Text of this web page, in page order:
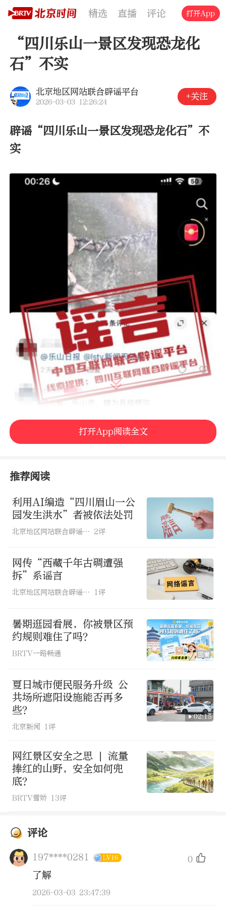
精选 直播 评论 交通 文旅
打开App
“四川乐山一景区发现恐龙化
石”不实
北京地区网站联合辟谣平台
2026-03-03 12:26:24
+关注
辟谣“四川乐山一景区发现恐龙化石”不
实
详情：近日，一则“乐山市犍为县芭沟镇
评论中指出“恐龙化石”位于嘉阳桫椤湖
旅游景区，引发关注。对此，该景区回应
称，网传“恐龙化石”实为景区内一座嵌
入岩壁的恐龙骨架模型，由于造型逼真，
与周边桫椤林融为一体，且部分时段可免
费进入参观，致使不少游客和网民误认其
为真实化石。景区内至今未发现过真正的
恐龙化石。（来源：“乐山文旅”微信公
众号）
浏览 780次
打开App阅读全文
推荐阅读
利用AI编造“四川眉山一公
园发生洪水”者被依法处罚
北京地区网站联合辟谣平台 2评
网传“西藏千年古碉遭强
拆”系谣言
北京地区网站联合辟谣平台 1评
暑期逛园看展，你被景区预
约规则难住了吗？
BRTV一路畅通 回看
夏日城市便民服务升级 公
共场所遮阳设施能否再多
些？
北京新闻 1评
02:15
网红景区安全之思 | 流量
捧红的山野，安全如何兜
底？
BRTV雪娇 13评
评论
197****0281 LV16 0
了解
2026-03-03 23:47:39